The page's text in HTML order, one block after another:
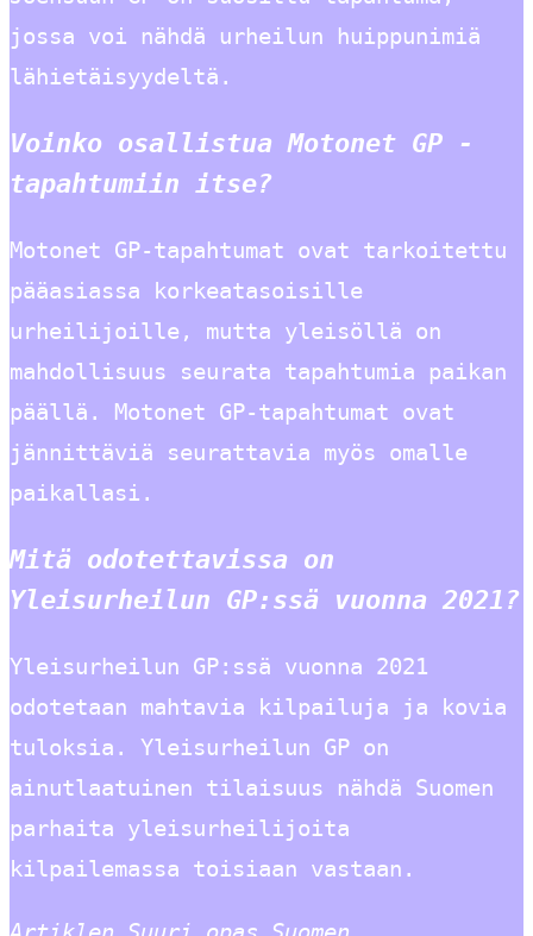
jossa voi nähdä urheilun huippunimiä
lähietäisyydeltä.
Voinko osallistua Motonet GP -
tapahtumiin itse?
Motonet GP-tapahtumat ovat tarkoitettu
pääasiassa korkeatasoisille
urheilijoille, mutta yleisöllä on
mahdollisuus seurata tapahtumia paikan
päällä. Motonet GP-tapahtumat ovat
jännittäviä seurattavia myös omalle
paikallasi.
Mitä odotettavissa on
Yleisurheilun GP:ssä vuonna 2021?
Yleisurheilun GP:ssä vuonna 2021
odotetaan mahtavia kilpailuja ja kovia
tuloksia. Yleisurheilun GP on
ainutlaatuinen tilaisuus nähdä Suomen
parhaita yleisurheilijoita
kilpailemassa toisiaan vastaan.